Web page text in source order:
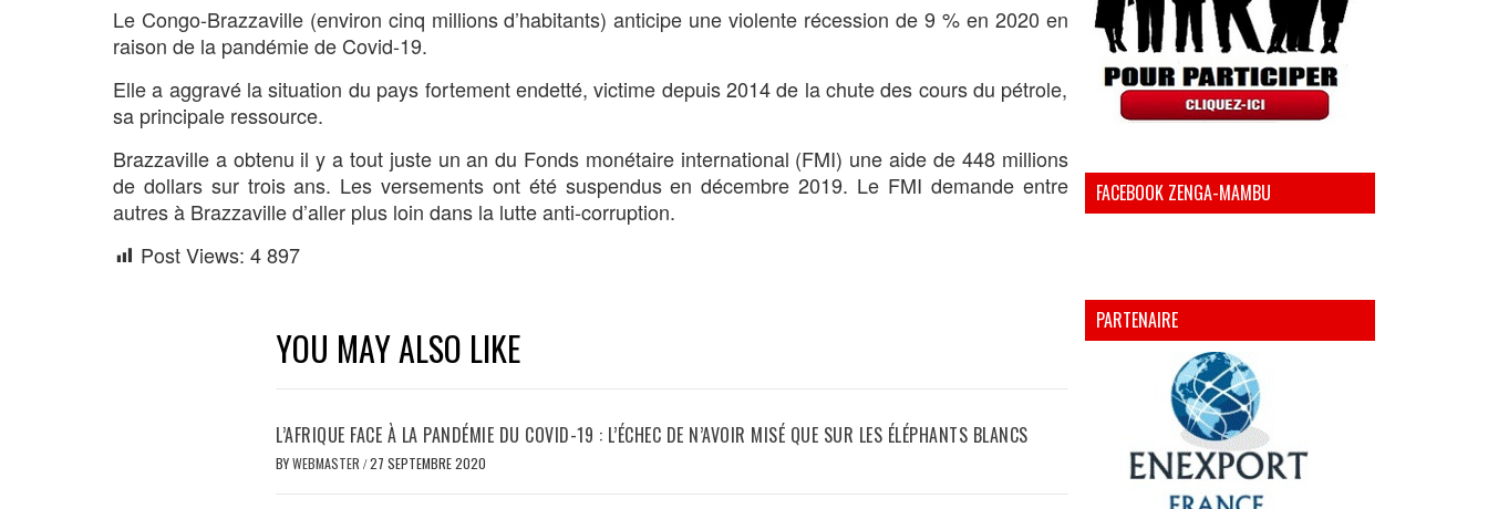
Le Congo-Brazzaville (environ cinq millions d’habitants) anticipe une violente récession de 9 % en 2020 en
raison de la pandémie de Covid-19.
Elle a aggravé la situation du pays fortement endetté, victime depuis 2014 de la chute des cours du pétrole,
sa principale ressource.
Brazzaville a obtenu il y a tout juste un an du Fonds monétaire international (FMI) une aide de 448 millions
de dollars sur trois ans. Les versements ont été suspendus en décembre 2019. Le FMI demande entre
autres à Brazzaville d’aller plus loin dans la lutte anti-corruption.
Post Views: 4 897
YOU MAY ALSO LIKE
L’AFRIQUE FACE À LA PANDÉMIE DU COVID-19 : L’ÉCHEC DE N’AVOIR MISÉ QUE SUR LES ÉLÉPHANTS BLANCS
BYWEBMASTER /27 SEPTEMBRE 2020
FACEBOOK ZENGA-MAMBU
PARTENAIRE